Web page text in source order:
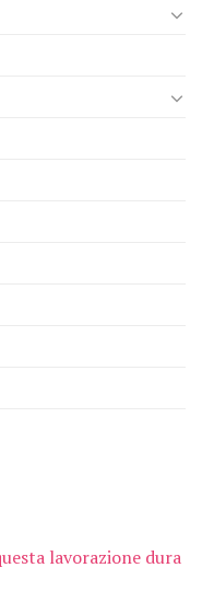
lavorazione dura